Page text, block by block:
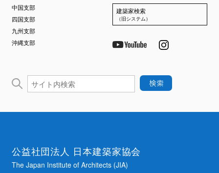
中国支部
四国支部
九州支部
沖縄支部
建築家検索
（旧システム）
公益社団法人 日本建築家協会
The Japan Institute of Architects (JIA)